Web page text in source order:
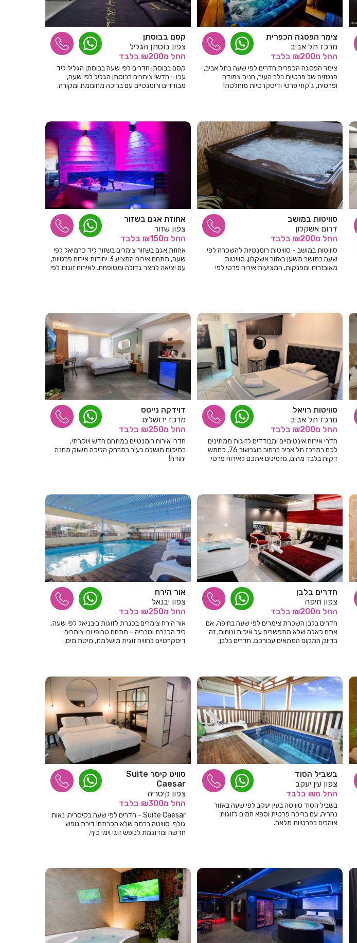
צימר הפסגה הכפרית
מרכז תל אביב
החל מ₪200 בלבד
צימר הפסגה הכפרית חדרים לפי שעה בתל אביב,
פנטזיה של פרטיות בלב העיר, חניה צמודה
ופרטית, ג'קוזי פרטי ודיסקרטיות מוחלטת!
קסם בבוסתן
צפון בוסתן הגליל
החל מ₪200 בלבד
קסם בבוסתן חדרים לפי שעה בבוסתן הגליל ליד
עכו - חדש! צימרים בבוסתן הגליל לפי שעה,
מבודדים ורומנטיים עם בריכה מחוממת ומקורה.
סוויטות במושב
דרום אשקלון
החל מ₪200 בלבד
סוויטות במושב - סוויטות רומנטיות להשכרה לפי
שעה במושב משען באזור אשקלון, סוויטות
מאובזרות ומפנקות, המציעות אירוח פרטי לפי
אחוזת אגם בשזור
צפון שזור
החל מ₪150 בלבד
אחוזת אגם בשזור צימרים בשזור ליד כרמיאל לפי
שעה, מתחם אירוח המציע 3 יחידות אירוח פרטיות,
עם יציאה לחצר גדולה ומטופחת. לאירוח זוגות לפי
סוויטות רויאל
מרכז תל אביב
החל מ₪200 בלבד
חדרי אירוח אינטימיים ומבודדים לזוגות ממתינים
לכם במרכז תל אביב ברחוב בוגרשוב 76, כחמש
דקות בלבד מהים, מזמינים אתכם לאירוח פרטי
דוידקה נייטס
מרכז ירושלים
החל מ₪250 בלבד
חדרי אירוח רומנטיים במתחם חדש ויוקרתי,
במיקום מושלם בעיר במרחק הליכה משוק מחנה
יהודה!
חדרים בלבן
צפון חיפה
החל מ₪200 בלבד
חדרים בלבן השכרת צימרים לפי שעה בחיפה, אם
אתם כאלה שלא מתפשרים על איכות ונוחות, זה
בדיוק המקום המתאים עבורכם. חדרים בלבן,
אור הירח
צפון יבנאל
החל מ₪250 בלבד
אור הירח צימרים בכנרת לזוגות ביבניאל לפי שעה,
ליד הכנרת וטבריה - מתחם טרופי ובו צימרים
דיסקרטיים לחוויה זוגית מושלמת, מיטת מים,
בשביל הסוד
צפון עין יעקב
החל מ₪ בלבד
בשביל הסוד סוויטה בעין יעקב לפי שעה באזור
נהריה, עם בריכה פרטית וספא חמים לזוגות
אוהבים בפרטיות מלאה.
סוויט קיסר Suite
Caesar
צפון קיסריה
החל מ₪300 בלבד
Suite Caesar - חדרים לפי שעה בקיסריה, נאות
גולף. סוויטה ברמה שלא הכרתם! דירת נופש
חדשה ומדוגמת לנופש זוגי וימי כיף.